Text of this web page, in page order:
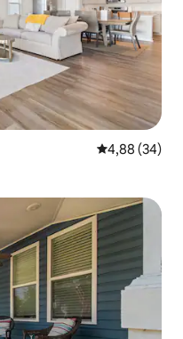
Évaluation
4,88 (34)